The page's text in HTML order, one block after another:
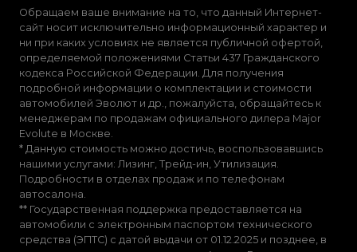
Обращаем ваше внимание на то, что данный Интернет-
сайт носит исключительно информационный характер и
ни при каких условиях не является публичной офертой,
определяемой положениями Статьи 437 Гражданского
кодекса Российской Федерации. Для получения
подробной информации о комплектации и стоимости
автомобилей Эволют и др., пожалуйста, обращайтесь к
менеджерам по продажам официального дилера Major
Evolute в Москве.
* Данную стоимость можно достичь, воспользовавшись
нашими услугами: Лизинг, Трейд-ин, Утилизация.
Подробности в отделах продаж и по телефонам
автосалона.
** Государственная поддержка предоставляется на
автомобили с электронным паспортом технического
средства (ЭПТС) с датой выдачи от 01.12.2025 и позднее, в